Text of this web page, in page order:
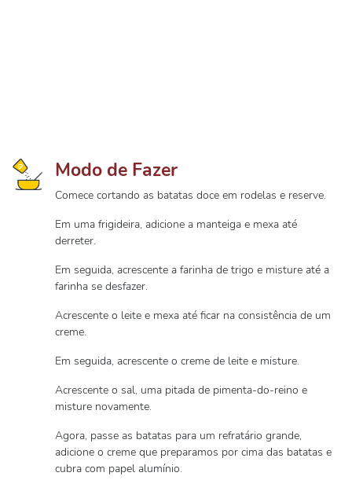
Modo de Fazer
Comece cortando as batatas doce em rodelas e reserve.
Em uma frigideira, adicione a manteiga e mexa até
derreter.
Em seguida, acrescente a farinha de trigo e misture até a
farinha se desfazer.
Acrescente o leite e mexa até ficar na consistência de um
creme.
Em seguida, acrescente o creme de leite e misture.
Acrescente o sal, uma pitada de pimenta-do-reino e
misture novamente.
Agora, passe as batatas para um refratário grande,
adicione o creme que preparamos por cima das batatas e
cubra com papel alumínio.